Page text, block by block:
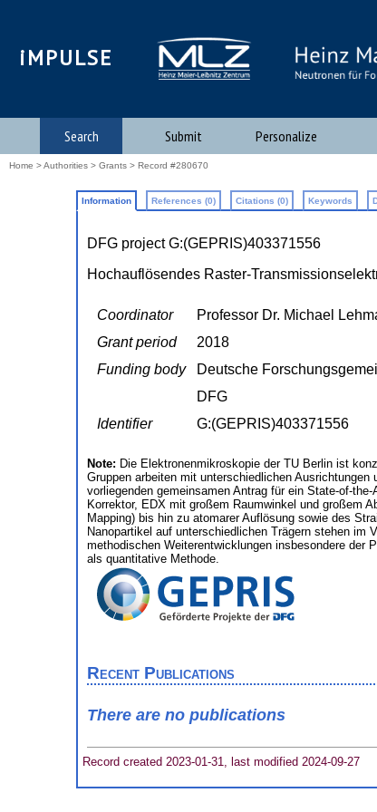
iMPULSE
Search Submit Personalize
Home >Authorities > Grants > Record #280670
Information References (0) Citations (0) Keywords
DFG project G:(GEPRIS)403371556
Hochauflösendes Raster-
Coordinator
Professor Dr. Michael
Grant period
2018
Funding body
Deutsche
DFG
Identifier
G:(GEPRIS)403371556
Note: Die Elektronenmikroskopie der TU Berlin ist
Gruppen arbeiten mit unterschiedlichen
vorliegenden gemeinsamen Antrag für ein State-of-
Korrektor, EDX mit großem Raumwinkel und großem
Mapping) bis hin zu atomarer Auflösung sowie des
Nanopartikel auf unterschiedlichen Trägern stehen im
methodischen Weiterentwicklungen insbesondere der
als quantitative Methode.
Recent Publications
There are no publications
Record created 2023-01-31, last modified 2024-09-27